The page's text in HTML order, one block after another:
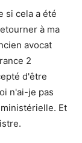
si cela a été
à ma
avocat
2
d'être
n'ai-je pas
Et